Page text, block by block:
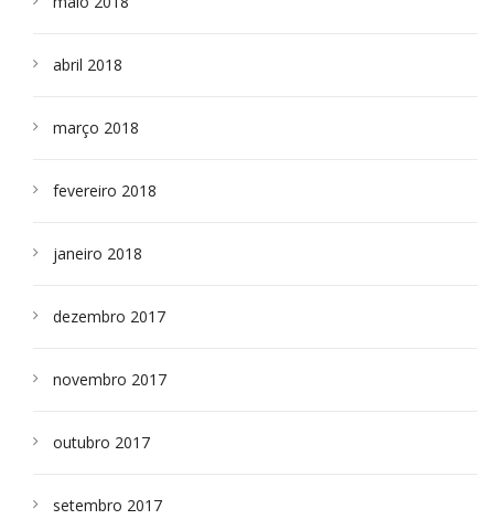
abril 2018
março 2018
fevereiro 2018
janeiro 2018
dezembro 2017
novembro 2017
outubro 2017
setembro 2017